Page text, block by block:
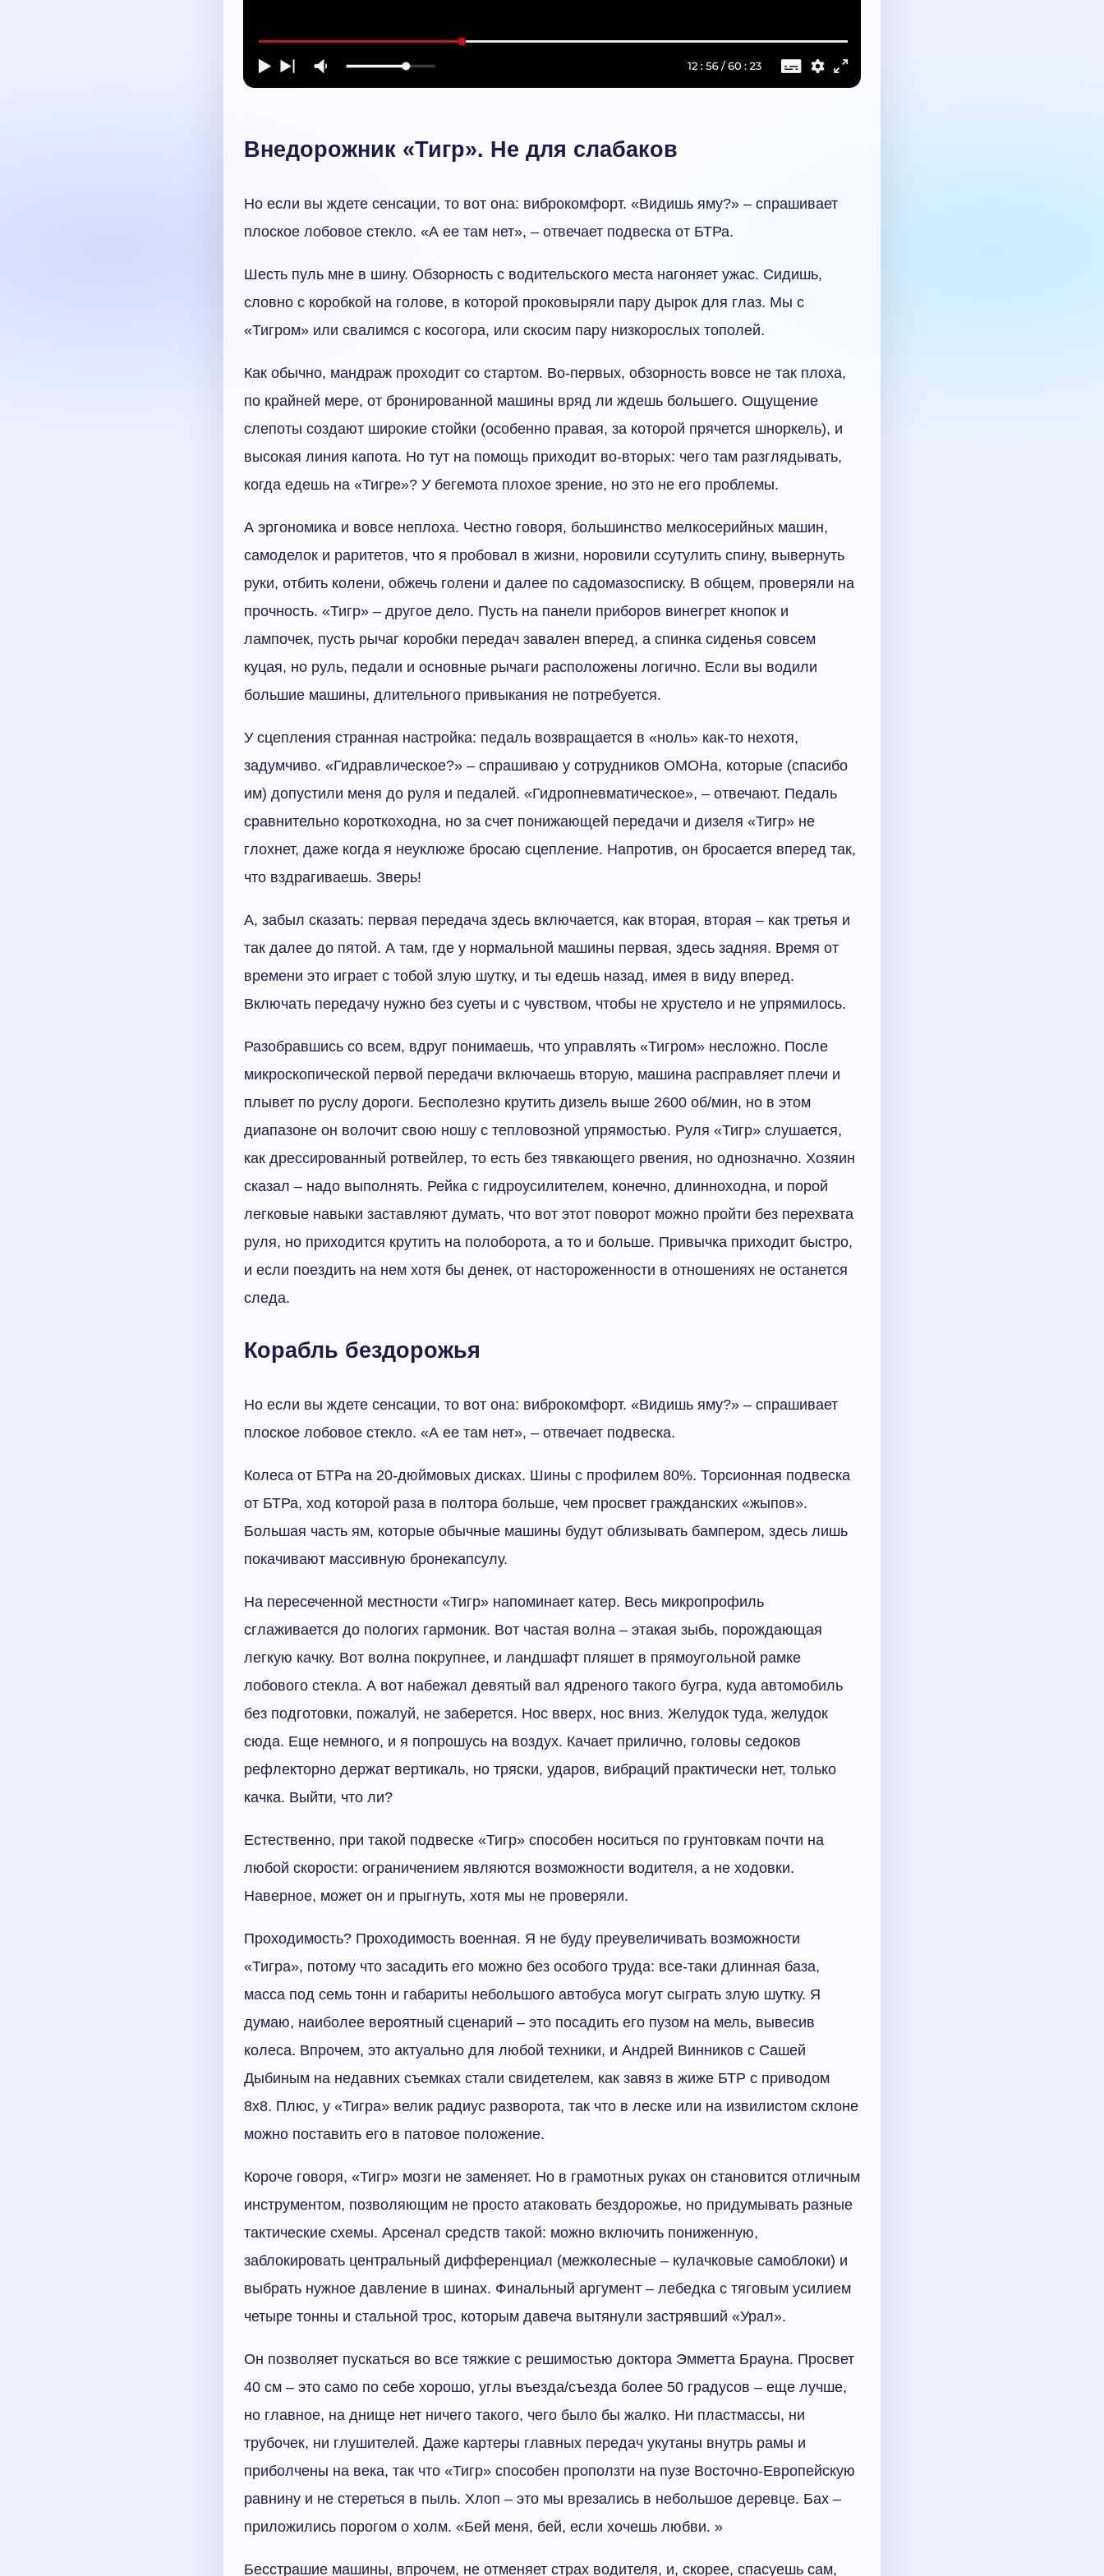
Внедорожник «Тигр». Не для слабаков
Но если вы ждете сенсации, то вот она: виброкомфорт. «Видишь яму?» – спрашивает
плоское лобовое стекло. «А ее там нет», – отвечает подвеска от БТРа.
Шесть пуль мне в шину. Обзорность с водительского места нагоняет ужас. Сидишь,
словно с коробкой на голове, в которой проковыряли пару дырок для глаз. Мы с
«Тигром» или свалимся с косогора, или скосим пару низкорослых тополей.
Как обычно, мандраж проходит со стартом. Во-первых, обзорность вовсе не так плоха,
по крайней мере, от бронированной машины вряд ли ждешь большего. Ощущение
слепоты создают широкие стойки (особенно правая, за которой прячется шноркель), и
высокая линия капота. Но тут на помощь приходит во-вторых: чего там разглядывать,
когда едешь на «Тигре»? У бегемота плохое зрение, но это не его проблемы.
А эргономика и вовсе неплоха. Честно говоря, большинство мелкосерийных машин,
самоделок и раритетов, что я пробовал в жизни, норовили ссутулить спину, вывернуть
руки, отбить колени, обжечь голени и далее по садомазосписку. В общем, проверяли на
прочность. «Тигр» – другое дело. Пусть на панели приборов винегрет кнопок и
лампочек, пусть рычаг коробки передач завален вперед, а спинка сиденья совсем
куцая, но руль, педали и основные рычаги расположены логично. Если вы водили
большие машины, длительного привыкания не потребуется.
У сцепления странная настройка: педаль возвращается в «ноль» как-то нехотя,
задумчиво. «Гидравлическое?» – спрашиваю у сотрудников ОМОНа, которые (спасибо
им) допустили меня до руля и педалей. «Гидропневматическое», – отвечают. Педаль
сравнительно короткоходна, но за счет понижающей передачи и дизеля «Тигр» не
глохнет, даже когда я неуклюже бросаю сцепление. Напротив, он бросается вперед так,
что вздрагиваешь. Зверь!
А, забыл сказать: первая передача здесь включается, как вторая, вторая – как третья и
так далее до пятой. А там, где у нормальной машины первая, здесь задняя. Время от
времени это играет с тобой злую шутку, и ты едешь назад, имея в виду вперед.
Включать передачу нужно без суеты и с чувством, чтобы не хрустело и не упрямилось.
Разобравшись со всем, вдруг понимаешь, что управлять «Тигром» несложно. После
микроскопической первой передачи включаешь вторую, машина расправляет плечи и
плывет по руслу дороги. Бесполезно крутить дизель выше 2600 об/мин, но в этом
диапазоне он волочит свою ношу с тепловозной упрямостью. Руля «Тигр» слушается,
как дрессированный ротвейлер, то есть без тявкающего рвения, но однозначно. Хозяин
сказал – надо выполнять. Рейка с гидроусилителем, конечно, длинноходна, и порой
легковые навыки заставляют думать, что вот этот поворот можно пройти без перехвата
руля, но приходится крутить на полоборота, а то и больше. Привычка приходит быстро,
и если поездить на нем хотя бы денек, от настороженности в отношениях не останется
следа.
Корабль бездорожья
Но если вы ждете сенсации, то вот она: виброкомфорт. «Видишь яму?» – спрашивает
плоское лобовое стекло. «А ее там нет», – отвечает подвеска.
Колеса от БТРа на 20-дюймовых дисках. Шины с профилем 80%. Торсионная подвеска
от БТРа, ход которой раза в полтора больше, чем просвет гражданских «жыпов».
Большая часть ям, которые обычные машины будут облизывать бампером, здесь лишь
покачивают массивную бронекапсулу.
На пересеченной местности «Тигр» напоминает катер. Весь микропрофиль
сглаживается до пологих гармоник. Вот частая волна – этакая зыбь, порождающая
легкую качку. Вот волна покрупнее, и ландшафт пляшет в прямоугольной рамке
лобового стекла. А вот набежал девятый вал ядреного такого бугра, куда автомобиль
без подготовки, пожалуй, не заберется. Нос вверх, нос вниз. Желудок туда, желудок
сюда. Еще немного, и я попрошусь на воздух. Качает прилично, головы седоков
рефлекторно держат вертикаль, но тряски, ударов, вибраций практически нет, только
качка. Выйти, что ли?
Естественно, при такой подвеске «Тигр» способен носиться по грунтовкам почти на
любой скорости: ограничением являются возможности водителя, а не ходовки.
Наверное, может он и прыгнуть, хотя мы не проверяли.
Проходимость? Проходимость военная. Я не буду преувеличивать возможности
«Тигра», потому что засадить его можно без особого труда: все-таки длинная база,
масса под семь тонн и габариты небольшого автобуса могут сыграть злую шутку. Я
думаю, наиболее вероятный сценарий – это посадить его пузом на мель, вывесив
колеса. Впрочем, это актуально для любой техники, и Андрей Винников с Сашей
Дыбиным на недавних съемках стали свидетелем, как завяз в жиже БТР с приводом
8x8. Плюс, у «Тигра» велик радиус разворота, так что в леске или на извилистом склоне
можно поставить его в патовое положение.
Короче говоря, «Тигр» мозги не заменяет. Но в грамотных руках он становится отличным
инструментом, позволяющим не просто атаковать бездорожье, но придумывать разные
тактические схемы. Арсенал средств такой: можно включить пониженную,
заблокировать центральный дифференциал (межколесные – кулачковые самоблоки) и
выбрать нужное давление в шинах. Финальный аргумент – лебедка с тяговым усилием
четыре тонны и стальной трос, которым давеча вытянули застрявший «Урал».
Он позволяет пускаться во все тяжкие с решимостью доктора Эмметта Брауна. Просвет
40 см – это само по себе хорошо, углы въезда/съезда более 50 градусов – еще лучше,
но главное, на днище нет ничего такого, чего было бы жалко. Ни пластмассы, ни
трубочек, ни глушителей. Даже картеры главных передач укутаны внутрь рамы и
приболчены на века, так что «Тигр» способен проползти на пузе Восточно-Европейскую
равнину и не стереться в пыль. Хлоп – это мы врезались в небольшое деревце. Бах –
приложились порогом о холм. «Бей меня, бей, если хочешь любви. »
Бесстрашие машины, впрочем, не отменяет страх водителя, и, скорее, спасуешь сам,